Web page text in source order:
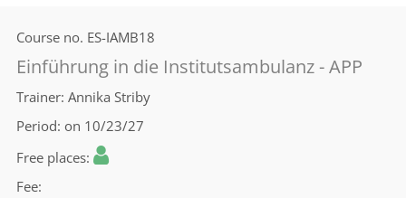
Course no. ES-IAMB18
Einführung in die Institutsambulanz - APP
Trainer Annika Striby
Period on 10/23/27
Free places
Fee